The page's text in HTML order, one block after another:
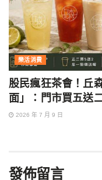
樂活消費
股民瘋狂茶會！丘
面」：門市買五送
2026 年 7 月 9 日
發佈留言